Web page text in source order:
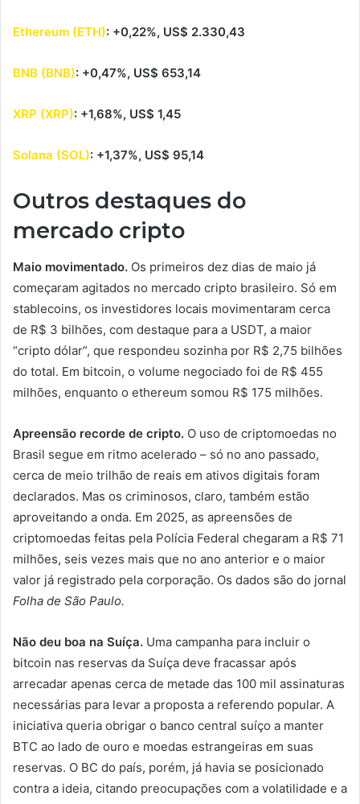
Ethereum (ETH): +0,22%, US$ 2.330,43
BNB (BNB): +0,47%, US$ 653,14
XRP (XRP): +1,68%, US$ 1,45
Solana (SOL): +1,37%, US$ 95,14
Outros destaques do
mercado cripto
Maio movimentado. Os primeiros dez dias de maio já
começaram agitados no mercado cripto brasileiro. Só em
stablecoins, os investidores locais movimentaram cerca
de R$ 3 bilhões, com destaque para a USDT, a maior
“cripto dólar”, que respondeu sozinha por R$ 2,75 bilhões
do total. Em bitcoin, o volume negociado foi de R$ 455
milhões, enquanto o ethereum somou R$ 175 milhões.
Apreensão recorde de cripto. O uso de criptomoedas no
Brasil segue em ritmo acelerado – só no ano passado,
cerca de meio trilhão de reais em ativos digitais foram
declarados. Mas os criminosos, claro, também estão
aproveitando a onda. Em 2025, as apreensões de
criptomoedas feitas pela Polícia Federal chegaram a R$ 71
milhões, seis vezes mais que no ano anterior e o maior
valor já registrado pela corporação. Os dados são do jornal
Folha de São Paulo.
Não deu boa na Suíça. Uma campanha para incluir o
bitcoin nas reservas da Suíça deve fracassar após
arrecadar apenas cerca de metade das 100 mil assinaturas
necessárias para levar a proposta a referendo popular. A
iniciativa queria obrigar o banco central suíço a manter
BTC ao lado de ouro e moedas estrangeiras em suas
reservas. O BC do país, porém, já havia se posicionado
contra a ideia, citando preocupações com a volatilidade e a